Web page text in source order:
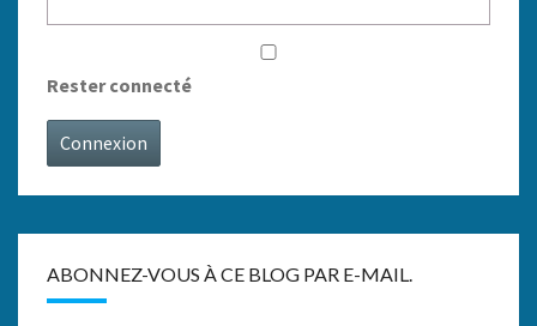
Rester connecté
Connexion
ABONNEZ-VOUS À CE BLOG PAR E-MAIL.